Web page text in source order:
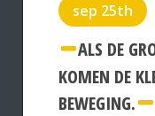
sep 25th
ALS DE
KOMEN DE
BEWEGING.